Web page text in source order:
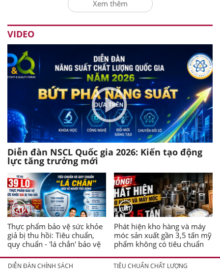
Xem thêm
VIDEO
Diễn đàn NSCL Quốc gia 2026: Kiến tạo động
lực tăng trưởng mới
Thực phẩm bảo vệ sức khỏe
giả bị thu hồi: Tiêu chuẩn,
quy chuẩn - 'lá chắn' bảo vệ
Phát hiện kho hàng và máy
móc sản xuất gần 3,5 tấn mỹ
phẩm không có tiêu chuẩn
DIỄN ĐÀN CHÍNH SÁCH TIÊU CHUẨN CHẤT LƯỢNG